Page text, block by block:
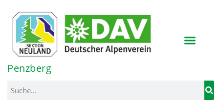
springen
Penzberg